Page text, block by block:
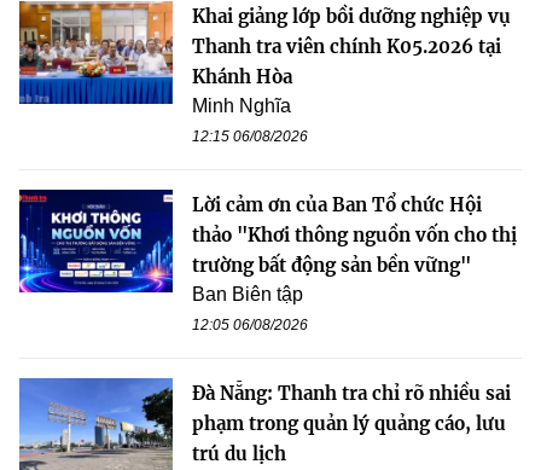
Khai giảng lớp bồi dưỡng nghiệp vụ
Thanh tra viên chính K05.2026 tại
Khánh Hòa
Minh Nghĩa
12:15 06/08/2026
Lời cảm ơn của Ban Tổ chức Hội
thảo "Khơi thông nguồn vốn cho thị
trường bất động sản bền vững"
Ban Biên tập
12:05 06/08/2026
Đà Nẵng: Thanh tra chỉ rõ nhiều sai
phạm trong quản lý quảng cáo, lưu
trú du lịch